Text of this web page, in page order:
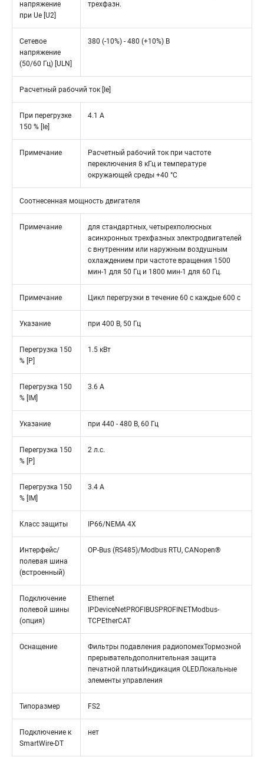
напряжение
при Ue [U2]
трехфазн.
Сетевое
напряжение
(50/60 Гц) [ULN]
380 (-10%) - 480 (+10%) В
Расчетный рабочий ток [Ie]
При перегрузке
150 % [Ie]
4.1 A
Примечание
Расчетный рабочий ток при частоте
переключения 8 кГц и температуре
окружающей среды +40 °C
Соотнесенная мощность двигателя
Примечание
для стандартных, четырехполюсных
асинхронных трехфазных электродвигателей
с внутренним или наружным воздушным
охлаждением при частоте вращения 1500
мин-1 для 50 Гц и 1800 мин-1 для 60 Гц.
Примечание Цикл перегрузки в течение 60 с каждые 600 с
Указание при 400 В, 50 Гц
Перегрузка 150
% [P]
1.5 кВт
Перегрузка 150
% [IM]
3.6 A
Указание при 440 - 480 В, 60 Гц
Перегрузка 150
% [P]
2 л.с.
Перегрузка 150
% [IM]
3.4 A
Класс защиты IP66/NEMA 4X
Интерфейс/
полевая шина
(встроенный)
OP-Bus (RS485)/Modbus RTU, CANopen®
Подключение
полевой шины
(опция)
Ethernet
IPDeviceNetPROFIBUSPROFINETModbus-
TCPEtherCAT
Оснащение
Фильтры подавления радиопомехТормозной
прерывательдополнительная защита
печатной платыИндикация OLEDЛокальные
элементы управления
Типоразмер FS2
Подключение к
SmartWire-DT
нет